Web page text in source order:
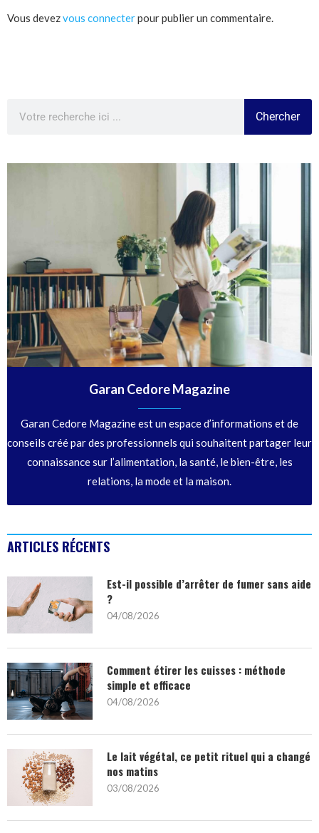
Vous devezvous connecterpour publier un commentaire.
Chercher
Garan Cedore Magazine
Garan Cedore Magazine est un espace d’informations et de
conseils créé par des professionnels qui souhaitent partager leur
connaissance sur l’alimentation, la santé, le bien-être, les
relations, la mode et la maison.
ARTICLES RÉCENTS
Est-il possible d’arrêter de fumer sans aide
?
04/08/2026
Comment étirer les cuisses : méthode
simple et efficace
04/08/2026
Le lait végétal, ce petit rituel qui a changé
nos matins
03/08/2026